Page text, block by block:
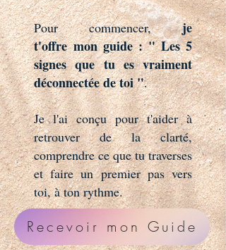
Pour commencer,je
t'offre mon guide : " Les 5
signes que tu es vraiment
déconnectée de toi ".
Je l'ai conçu pour t'aider à
retrouver de la clarté,
comprendre ce que tu traverses
et faire un premier pas vers
toi, à ton rythme.
Recevoir mon Guide